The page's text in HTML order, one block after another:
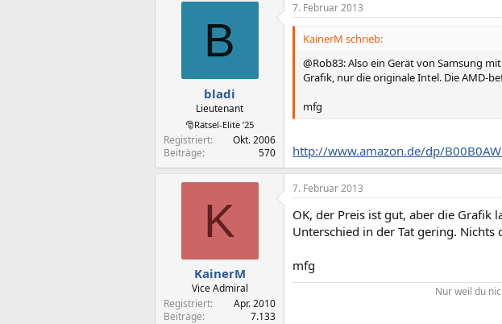
B
bladi
Lieutenant
🎅Rätsel-Elite ’25
Registriert
Okt. 2006
Beiträge
570
7. Februar 2013
KainerM schrieb:
@Rob83: Also ein Gerät von Samsung
Grafik, nur die originale Intel. Die AMD-
mfg
http://www.amazon.de/dp/
K
KainerM
Vice Admiral
Registriert
Apr. 2010
Beiträge
7.133
7. Februar 2013
OK, der Preis ist gut, aber die Grafik
Unterschied in der Tat gering.
mfg
Nur weil du